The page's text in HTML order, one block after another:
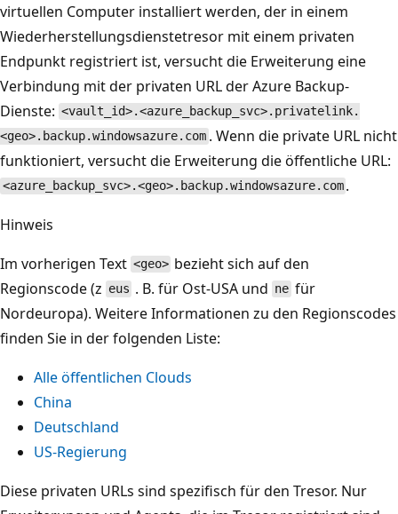
virtuellen Computer installiert werden, der in einem
Wiederherstellungsdienstetresor mit einem privaten
Endpunkt registriert ist, versucht die Erweiterung eine
Verbindung mit der privaten URL der Azure Backup-
Dienste: <vault_id>.<azure_backup_svc>.privatelink.
<geo>.backup.windowsazure.com . Wenn die private URL nicht
funktioniert, versucht die Erweiterung die öffentliche URL:
<azure_backup_svc>.<geo>.backup.windowsazure.com .
Hinweis
Im vorherigen Text <geo> bezieht sich auf den
Regionscode (z eus . B. für Ost-USA und ne für
Nordeuropa). Weitere Informationen zu den Regionscodes
finden Sie in der folgenden Liste:
Alle öffentlichen Clouds
China
Deutschland
US-Regierung
Diese privaten URLs sind spezifisch für den Tresor. Nur